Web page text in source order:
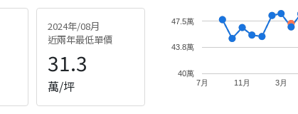
2024年/08月
近兩年最低單價
31.3
萬/坪 7月 11月 3月
40萬
43.8萬
47.5萬